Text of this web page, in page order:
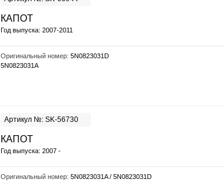
КАПОТ
Год выпуска: 2007-2011
Оригинальный номер: 5N0823031D
5N0823031A
Артикул №: SK-56730
КАПОТ
Год выпуска: 2007 -
Оригинальный номер: 5N0823031A / 5N0823031D